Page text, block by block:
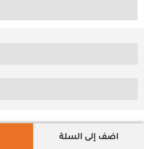
اضف إلى السلة